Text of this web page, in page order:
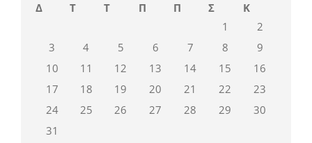
Δ
Τ Τ Π Π Σ
Κ
1
2
3
4 5 6 7 8
9
10
11 12 13 14 15
16
17
18 19 20 21 22
23
24
25 26 27 28 29
30
31